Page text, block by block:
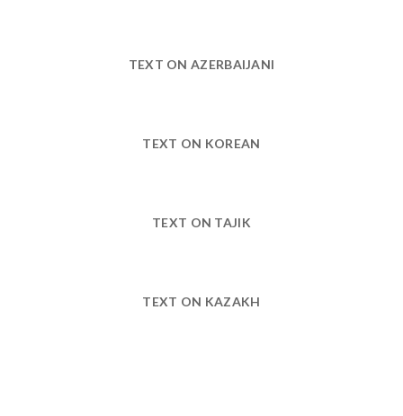
TEXT ON AZERBAIJANI
TEXT ON KOREAN
TEXT ON TAJIK
TEXT ON KAZAKH